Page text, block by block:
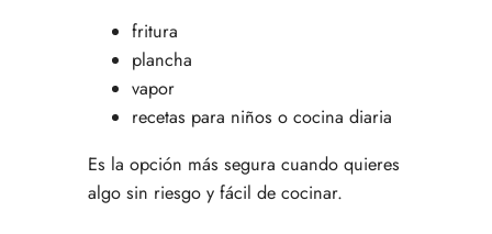
fritura
plancha
vapor
recetas para niños o cocina diaria
Es la opción más segura cuando quieres
algo sin riesgo y fácil de cocinar.